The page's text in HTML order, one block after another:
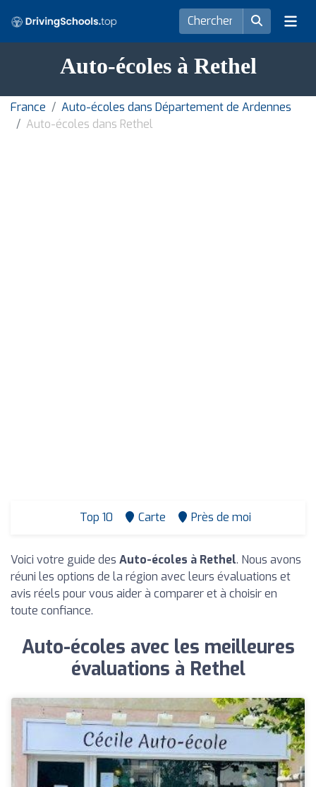
Auto-écoles à Rethel
France
Auto-écoles dans Département de Ardennes
Auto-écoles dans Rethel
Top 10 Carte Près de moi
Voici votre guide des Auto-écoles à Rethel. Nous avons
réuni les options de la région avec leurs évaluations et
avis réels pour vous aider à comparer et à choisir en
toute confiance.
Auto-écoles avec les meilleures
évaluations à Rethel